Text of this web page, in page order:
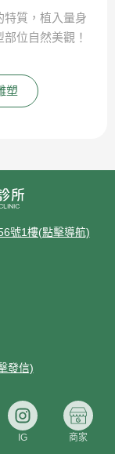
特質，植入量身
位自然美觀！
塑
號1樓(點擊導航)
發信)
IG 商家